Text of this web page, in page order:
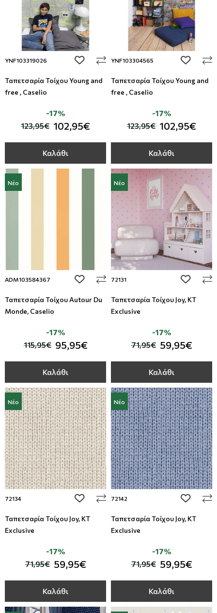
YNF103319026 add to wishlist
Ταπετσαρία Τοίχου Young and
free , Caselio
123,95€ 102,95€
-17%
Καλάθι
YNF103304565 add to
Ταπετσαρία Τοίχου Young and
free , Caselio
123,95€ 102,95€
-17%
Καλάθι
Νέο
ADM103584367 add to wishlist
Ταπετσαρία Τοίχου Autour Du
Monde, Caselio
115,95€ 95,95€
-17%
Καλάθι
Νέο
72131 add to
Ταπετσαρία Τοίχου Joy, KT
Exclusive
71,95€ 59,95€
-17%
Καλάθι
Νέο
72134 add to wishlist
Ταπετσαρία Τοίχου Joy, KT
Exclusive
71,95€ 59,95€
-17%
Καλάθι
Νέο
72142 add to
Ταπετσαρία Τοίχου Joy, KT
Exclusive
71,95€ 59,95€
-17%
Καλάθι